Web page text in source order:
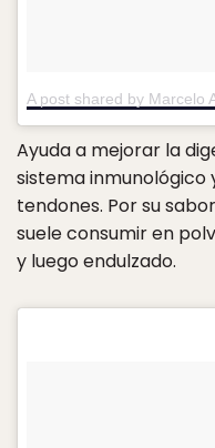
Ayuda a mejorar la
sistema
tendones. Por su
suele consumir en
y luego endulzado.